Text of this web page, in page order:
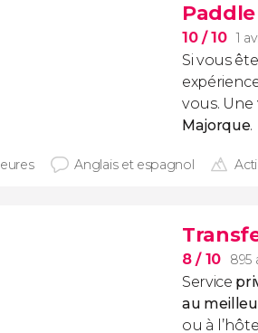
10/ 10 1
Si vous
vous. Une
Majorque.
Anglais et espagnol
8/ 10 895
Service
au
ou à